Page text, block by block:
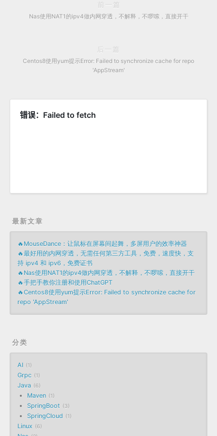
前一篇
Nas使用NAT1的ipv4做内网穿透，不解释，不啰嗦，直接开干
后一篇
Centos8使用yum提示Error: Failed to synchronize cache for repo
'AppStream'
最新文章
🔥MouseDance：让鼠标在屏幕间起舞，多屏用户的效率神器
🔥最好用的内网穿透，无需任何第三方工具，免费，速度快，支
持 ipv4 和 ipv6，免费证书
🔥Nas使用NAT1的ipv4做内网穿透，不解释，不啰嗦，直接开干
🔥手把手教你注册和使用ChatGPT
🔥Centos8使用yum提示Error: Failed to synchronize cache for
repo 'AppStream'
分类
AI 1
Grpc 1
Java 6
Maven 1
SpringBoot 3
SpringCloud 1
Linux 6